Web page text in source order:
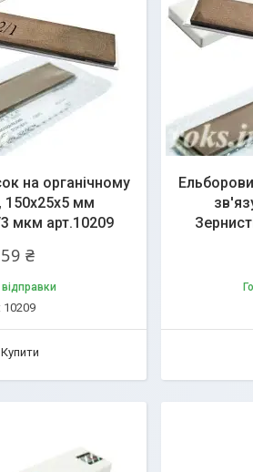
на органічному
150х25х5 мм
мкм арт.10209
₴
10209
Купити